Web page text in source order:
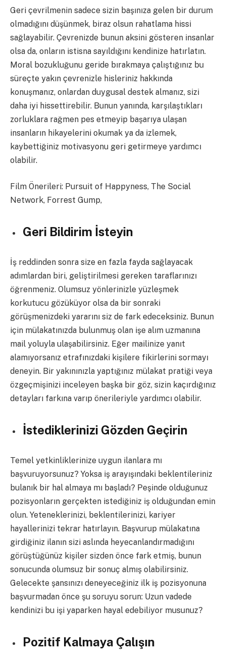
Geri çevrilmenin sadece sizin başınıza gelen bir durum
olmadığını düşünmek, biraz olsun rahatlama hissi
sağlayabilir. Çevrenizde bunun aksini gösteren insanlar
olsa da, onların istisna sayıldığını kendinize hatırlatın.
Moral bozukluğunu geride bırakmaya çalıştığınız bu
süreçte yakın çevrenizle hisleriniz hakkında
konuşmanız, onlardan duygusal destek almanız, sizi
daha iyi hissettirebilir. Bunun yanında, karşılaştıkları
zorluklara rağmen pes etmeyip başarıya ulaşan
insanların hikayelerini okumak ya da izlemek,
kaybettiğiniz motivasyonu geri getirmeye yardımcı
olabilir.
Film Önerileri: Pursuit of Happyness, The Social
Network, Forrest Gump,
Geri Bildirim İsteyin
İş reddinden sonra size en fazla fayda sağlayacak
adımlardan biri, geliştirilmesi gereken taraflarınızı
öğrenmeniz. Olumsuz yönlerinizle yüzleşmek
korkutucu gözüküyor olsa da bir sonraki
görüşmenizdeki yararını siz de fark edeceksiniz. Bunun
için mülakatınızda bulunmuş olan işe alım uzmanına
mail yoluyla ulaşabilirsiniz. Eğer mailinize yanıt
alamıyorsanız etrafınızdaki kişilere fikirlerini sormayı
deneyin. Bir yakınınızla yaptığınız mülakat pratiği veya
özgeçmişinizi inceleyen başka bir göz, sizin kaçırdığınız
detayları farkına varıp önerileriyle yardımcı olabilir.
İstediklerinizi Gözden Geçirin
Temel yetkinliklerinize uygun ilanlara mı
başvuruyorsunuz? Yoksa iş arayışındaki beklentileriniz
bulanık bir hal almaya mı başladı? Peşinde olduğunuz
pozisyonların gerçekten istediğiniz iş olduğundan emin
olun. Yeteneklerinizi, beklentilerinizi, kariyer
hayallerinizi tekrar hatırlayın. Başvurup mülakatına
girdiğiniz ilanın sizi aslında heyecanlandırmadığını
görüştüğünüz kişiler sizden önce fark etmiş, bunun
sonucunda olumsuz bir sonuç almış olabilirsiniz.
Gelecekte şansınızı deneyeceğiniz ilk iş pozisyonuna
başvurmadan önce şu soruyu sorun: Uzun vadede
kendinizi bu işi yaparken hayal edebiliyor musunuz?
Pozitif Kalmaya Çalışın